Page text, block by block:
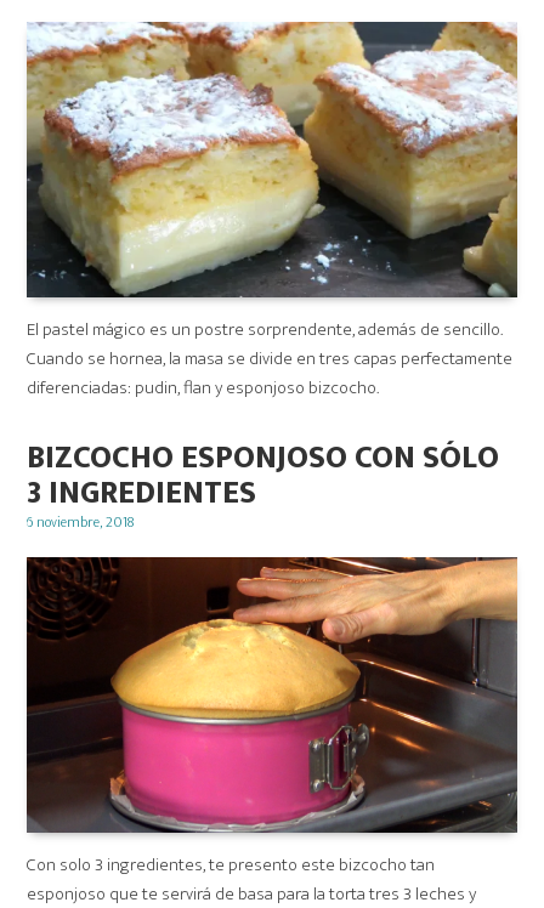
El pastel mágico es un postre sorprendente, además de sencillo.
Cuando se hornea, la masa se divide en tres capas perfectamente
diferenciadas: pudin, flan y esponjoso bizcocho.
BIZCOCHO ESPONJOSO CON SÓLO
3 INGREDIENTES
Posted
6 noviembre, 2018
Con solo 3 ingredientes, te presento este bizcocho tan
esponjoso que te servirá de basa para la torta tres 3 leches y